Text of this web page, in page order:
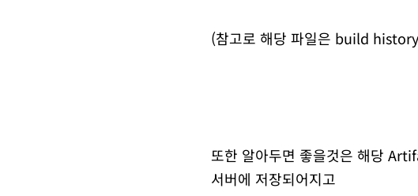
(참고로 해당 파일은 build
또한 알아두면 좋을것은 해당
서버에 저장되어지고